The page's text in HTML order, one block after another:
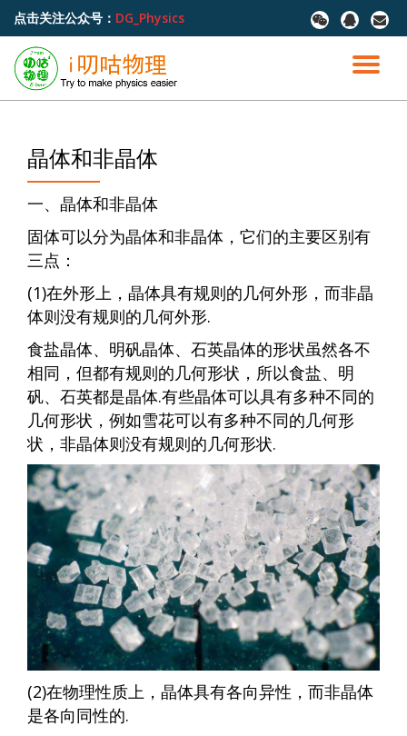
容
点击关注公众号： DG_Physics
fa-
wechat
fa-
qq
fa-
切
晶体和非晶体
一、晶体和非晶体
固体可以分为晶体和非晶体，它们的主要区别有
三点：
(1)在外形上，晶体具有规则的几何外形，而非晶
体则没有规则的几何外形.
食盐晶体、明矾晶体、石英晶体的形状虽然各不
相同，但都有规则的几何形状，所以食盐、明
矾、石英都是晶体.有些晶体可以具有多种不同的
几何形状，例如雪花可以有多种不同的几何形
状，非晶体则没有规则的几何形状.
(2)在物理性质上，晶体具有各向异性，而非晶体
是各向同性的.